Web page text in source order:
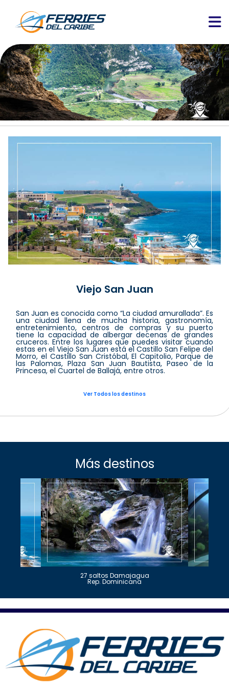
Viejo San Juan
San Juan es conocida como “La ciudad amurallada”. Es
una ciudad llena de mucha historia, gastronomía,
entretenimiento, centros de compras y su puerto
tiene la capacidad de albergar decenas de grandes
cruceros. Entre los lugares que puedes visitar cuando
estas en el Viejo San Juan está el Castillo San Felipe del
Morro, el Castillo San Cristóbal, El Capitolio, Parque de
las Palomas, Plaza San Juan Bautista, Paseo de la
Princesa, el Cuartel de Ballajá, entre otros.
Ver Todos los destinos
Más destinos
27 saltos Damajagua
Rep. Dominicana